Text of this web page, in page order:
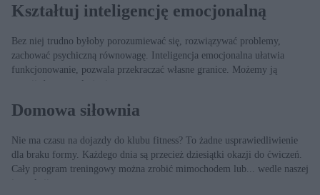
Kształtuj inteligencję emocjonalną
Bez niej trudno byłoby porozumiewać się, rozwiązywać problemy,
zachować psychiczną równowagę. Inteligencja emocjonalna ułatwia
funkcjonowanie, pozwala przekraczać własne granice. Możemy ją
rozwijać przez całe życie.
Domowa siłownia
Nie ma czasu na dojazdy do klubu fitness? To żadne usprawiedliwienie
dla braku formy. Każdego dnia są przecież dziesiątki okazji do ćwiczeń.
Cały program treningowy można zrobić mimochodem lub... wedle naszej
instrukcji.